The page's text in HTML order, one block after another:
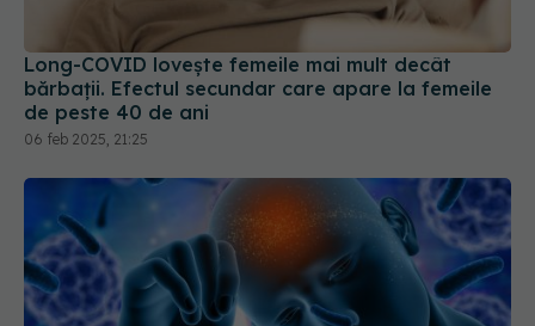
Long-COVID lovește femeile mai mult decât
bărbații. Efectul secundar care apare la femeile
de peste 40 de ani
06 feb 2025, 21:25